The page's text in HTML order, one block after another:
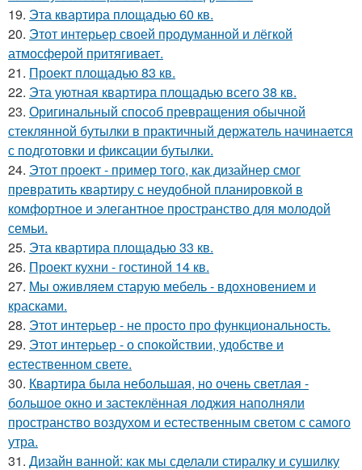
19. Эта квартира площадью 60 кв.
20. Этот интерьер своей продуманной и лёгкой
атмосферой притягивает.
21. Проект площадью 83 кв.
22. Эта уютная квартира площадью всего 38 кв.
23. Оригинальный способ превращения обычной
стеклянной бутылки в практичный держатель начинается
с подготовки и фиксации бутылки.
24. Этот проект - пример того, как дизайнер смог
превратить квартиру с неудобной планировкой в
комфортное и элегантное пространство для молодой
семьи.
25. Эта квартира площадью 33 кв.
26. Проект кухни - гостиной 14 кв.
27. Мы оживляем старую мебель - вдохновением и
красками.
28. Этот интерьер - не просто про функциональность.
29. Этот интерьер - о спокойствии, удобстве и
естественном свете.
30. Квартира была небольшая, но очень светлая -
большое окно и застеклённая лоджия наполняли
пространство воздухом и естественным светом с самого
утра.
31. Дизайн ванной: как мы сделали стиралку и сушилку